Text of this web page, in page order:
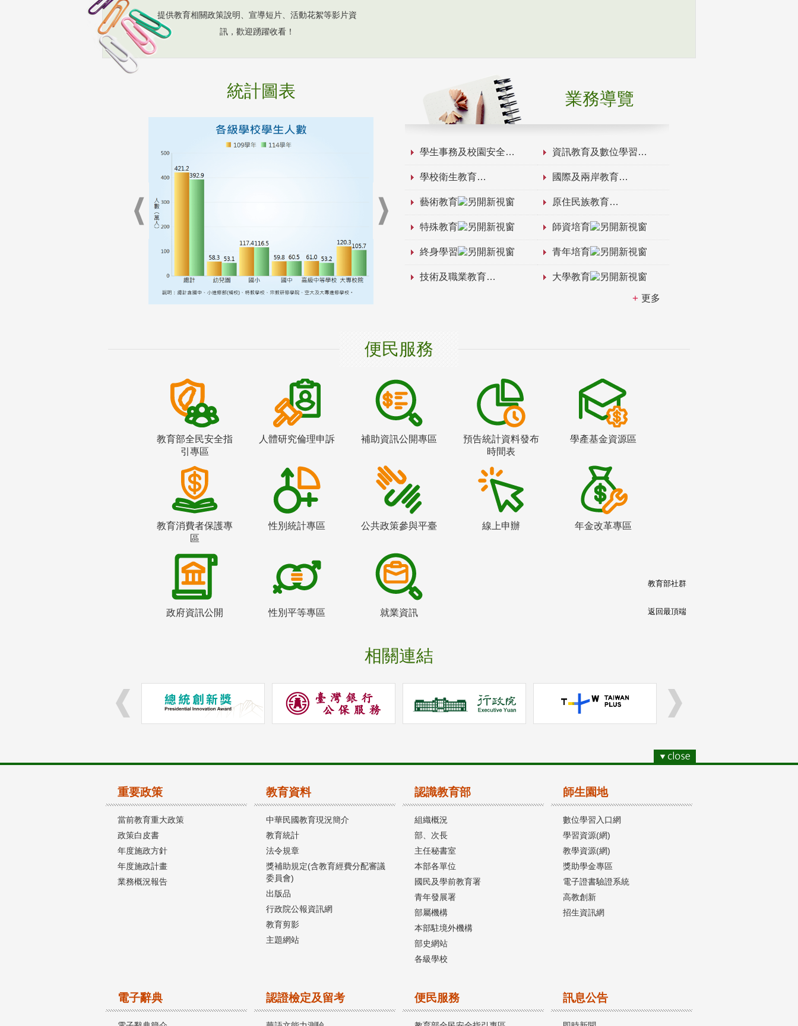
提供教育相關政策說明、宣導短片、活動花絮等影片資
訊，歡迎踴躍收看！
統計圖表 業務導覽
學生事務及校園安全 資訊教育及數位學習
學校衛生教育 國際及兩岸教育
藝術教育 原住民族教育
特殊教育 師資培育
終身學習 青年培育
技術及職業教育 大學教育
更多
便民服務
教育部全民安全指
引專區
人體研究倫理申訴 補助資訊公開專區
預告統計資料發布
時間表
學產基金資源區
教育消費者保護專
區
性別統計專區 公共政策參與平臺 線上申辦 年金改革專區
政府資訊公開 性別平等專區 就業資訊
相關連結
教育部社群
返回最頂端
重要政策
當前教育重大政策
政策白皮書
年度施政方針
年度施政計畫
業務概況報告
教育資料
中華民國教育現況簡介
教育統計
法令規章
獎補助規定(含教育經費分配審議
委員會)
出版品
行政院公報資訊網
教育剪影
主題網站
認識教育部
組織概況
部、次長
主任秘書室
本部各單位
國民及學前教育署
青年發展署
部屬機構
本部駐境外機構
部史網站
各級學校
師生園地
數位學習入口網
學習資源(網)
教學資源(網)
獎助學金專區
電子證書驗證系統
高教創新
招生資訊網
電子辭典 認證檢定及留考 便民服務 訊息公告